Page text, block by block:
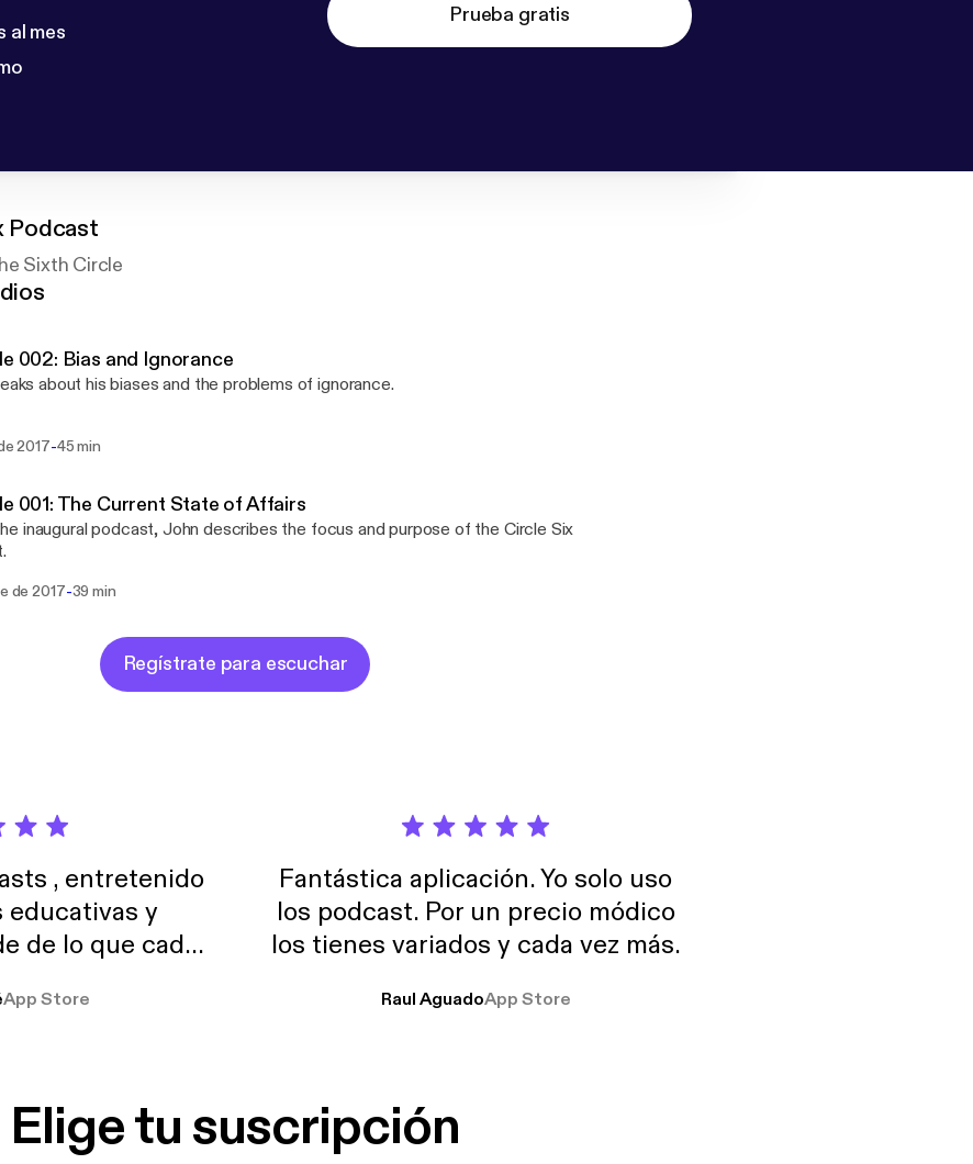
al mes
Prueba gratis
Podcast
Sixth Circle
002: Bias and Ignorance
about his biases and the problems of ignorance.
2017-45 min
001: The Current State of Affairs
inaugural podcast, John describes the focus and purpose of the Circle Six
de 2017-39 min
Regístrate para escuchar
, entretenido
y
de lo que cada
muchas horas
App Store
Fantástica aplicación. Yo solo uso
los podcast. Por un precio módico
los tienes variados y cada vez más.
Raul AguadoApp Store
Elige tu suscripción